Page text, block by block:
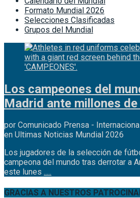
Formato Mundial 2026
Selecciones Clasificadas
Grupos del Mundial
Los campeones del
Madrid ante millones
por Comunicado Prensa -
en Ultimas Noticias Mundial 2026
Los jugadores de la selección de
campeona del mundo tras derrotar a
este lunes .....
GRACIAS A NUESTROS